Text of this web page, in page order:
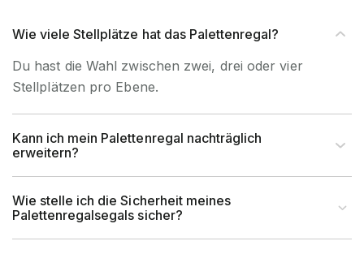
Wie viele Stellplätze hat das Palettenregal?
Du hast die Wahl zwischen zwei, drei oder vier
Stellplätzen pro Ebene.
Kann ich mein Palettenregal nachträglich
erweitern?
Wie stelle ich die Sicherheit meines
Palettenregalsegals sicher?